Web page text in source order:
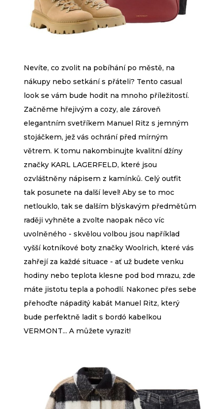
Nevíte, co zvolit na pobíhání po městě, na
nákupy nebo setkání s přáteli? Tento casual
look se vám bude hodit na mnoho příležitostí.
Začněme hřejivým a cozy, ale zároveň
elegantním svetříkem Manuel Ritz s jemným
stojáčkem, jež vás ochrání před mírným
větrem. K tomu nakombinujte kvalitní džíny
značky KARL LAGERFELD, které jsou
ozvláštněny nápisem z kamínků. Celý outfit
tak posunete na další level! Aby se to moc
netlouklo, tak se dalším blýskavým předmětům
raději vyhněte a zvolte naopak něco víc
uvolněného - skvělou volbou jsou například
vyšší kotníkové boty značky Woolrich, které vás
zahřejí za každé situace - ať už budete venku
hodiny nebo teplota klesne pod bod mrazu, zde
máte jistotu tepla a pohodlí. Nakonec přes sebe
přehoďte nápaditý kabát Manuel Ritz, který
bude perfektně ladit s bordó kabelkou
VERMONT... A můžete vyrazit!